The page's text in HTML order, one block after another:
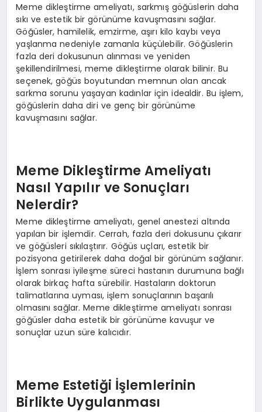
Meme dikleştirme ameliyatı, sarkmış göğüslerin daha
sıkı ve estetik bir görünüme kavuşmasını sağlar.
Göğüsler, hamilelik, emzirme, aşırı kilo kaybı veya
yaşlanma nedeniyle zamanla küçülebilir. Göğüslerin
fazla deri dokusunun alınması ve yeniden
şekillendirilmesi, meme dikleştirme olarak bilinir. Bu
seçenek, göğüs boyutundan memnun olan ancak
sarkma sorunu yaşayan kadınlar için idealdir. Bu işlem,
göğüslerin daha diri ve genç bir görünüme
kavuşmasını sağlar.
Meme Dikleştirme Ameliyatı
Nasıl Yapılır ve Sonuçları
Nelerdir?
Meme dikleştirme ameliyatı, genel anestezi altında
yapılan bir işlemdir. Cerrah, fazla deri dokusunu çıkarır
ve göğüsleri sıkılaştırır. Göğüs uçları, estetik bir
pozisyona getirilerek daha doğal bir görünüm sağlanır.
İşlem sonrası iyileşme süreci hastanın durumuna bağlı
olarak birkaç hafta sürebilir. Hastaların doktorun
talimatlarına uyması, işlem sonuçlarının başarılı
olmasını sağlar. Meme dikleştirme ameliyatı sonrası
göğüsler daha estetik bir görünüme kavuşur ve
sonuçlar uzun süre kalıcıdır.
Meme Estetiği İşlemlerinin
Birlikte Uygulanması